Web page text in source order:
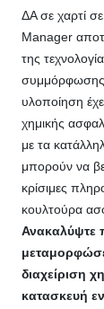
ΔΑ σε χαρτί
Manager
της
συμμόρφωσης
υλοποίηση
χημικής
με τα
μπορούν να
κρίσιμες
κουλτούρα
Ανακαλύψτε
διαχείριση
κατασκευή